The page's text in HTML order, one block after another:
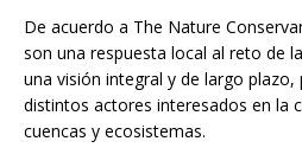
De acuerdo a The Nature
son una respuesta local al reto de
una visión integral y de largo
distintos actores interesados en la
cuencas y ecosistemas.